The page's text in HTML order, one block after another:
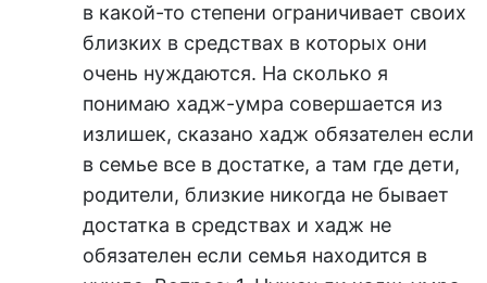
в какой-то степени ограничивает своих
близких в средствах в которых они
очень нуждаются. На сколько я
понимаю хадж-умра совершается из
излишек, сказано хадж обязателен если
в семье все в достатке, а там где дети,
родители, близкие никогда не бывает
достатка в средствах и хадж не
обязателен если семья находится в